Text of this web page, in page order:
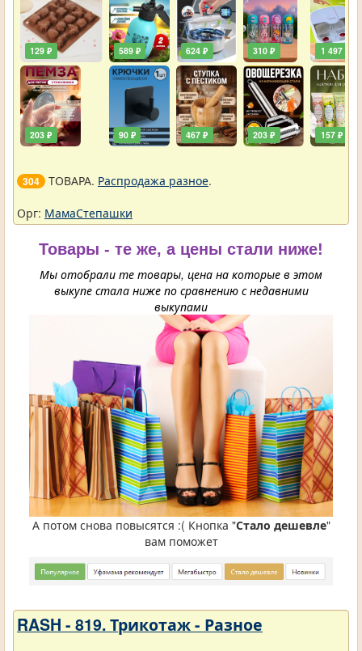
129 ₽
203 ₽
589 ₽
90 ₽
624 ₽
467 ₽
310 ₽
203 ₽
1 497 ₽
157 ₽
304 ТОВАРА. Распродажа разное.
Орг: МамаСтепашки
Товары - те же, а цены стали ниже!
Мы отобрали те товары, цена на которые в этом
выкупе стала ниже по сравнению с недавними
выкупами
А потом снова повысятся :( Кнопка "Стало дешевле"
вам поможет
RASH - 819. Трикотаж - Разное